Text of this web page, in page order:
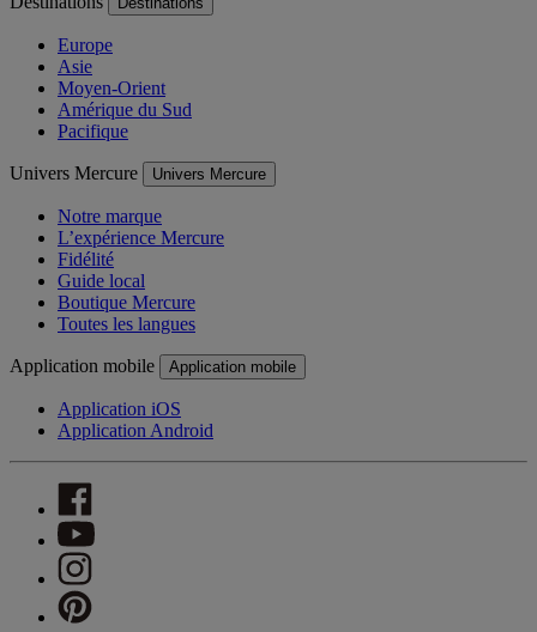
Europe
Asie
Moyen-Orient
Amérique du Sud
Pacifique
Univers Mercure Univers Mercure
Notre marque
L’expérience Mercure
Fidélité
Guide local
Boutique Mercure
Toutes les langues
Application mobile Application mobile
Application iOS
Application Android